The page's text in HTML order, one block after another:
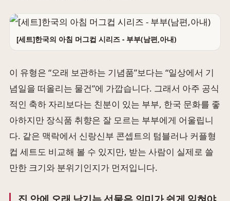
[세트]한국의 아침 머그컵 시리즈 - 부부(남편,아내)
이 유형은 “오래 보관하는 기념품”보다는 “일상에서 기
념일을 떠올리는 물건”에 가깝습니다. 그래서 아주 공식
적인 축하 자리보다는 친분이 있는 부부, 한국 문화를 좋
아하지만 장식품 취향은 잘 모르는 부부에게 어울립니
다. 같은 맥락에서 신랑신부 콘셉트의 텀블러나 커플형
컵 세트도 비교해 볼 수 있지만, 받는 사람이 실제로 쓸
만한 크기와 분위기인지가 먼저입니다.